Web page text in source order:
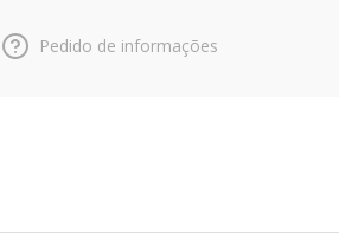
Pedido de informações